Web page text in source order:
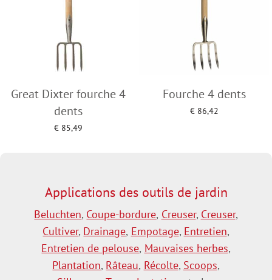
Great Dixter fourche 4
dents
€85,49
Fourche 4 dents
€86,42
Applications des outils de jardin
Beluchten, Coupe-bordure, Creuser, Creuser,
Cultiver, Drainage, Empotage, Entretien,
Entretien de pelouse, Mauvaises herbes,
Plantation, Râteau, Récolte, Scoops,